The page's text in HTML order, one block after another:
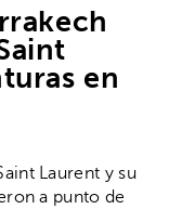
en
Laurent y su
a punto de